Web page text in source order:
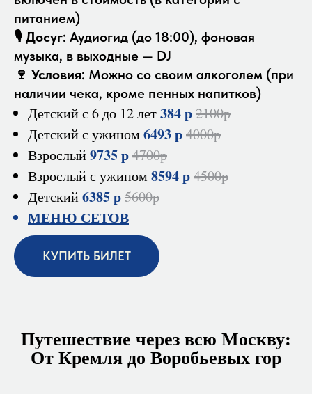
питанием)
🎙️ Досуг: Аудиогид (до 18:00), фоновая
музыка, в выходные — DJ
🍷 Условия: Можно со своим алкоголем (при
наличии чека, кроме пенных напитков)
Детский с 6 до 12 лет384 р2100р
Детский с ужином 6493 р4000р
Взрослый9735 р4700р
Взрослый с ужином 8594 р4500р
Детский6385 р5600р
МЕНЮ СЕТОВ
КУПИТЬ БИЛЕТ
Путешествие через всю Москву:
От Кремля до Воробьевых гор